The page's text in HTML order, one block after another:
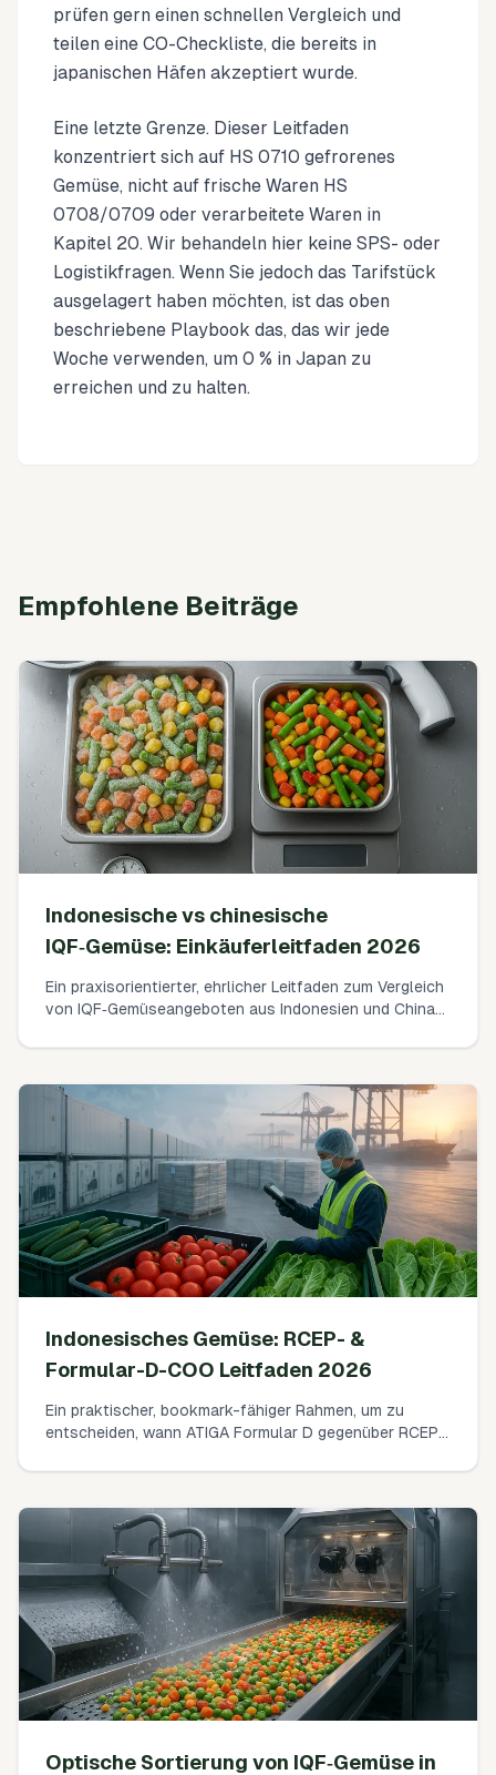
prüfen gern einen schnellen Vergleich und
teilen eine CO-Checkliste, die bereits in
japanischen Häfen akzeptiert wurde.
Eine letzte Grenze. Dieser Leitfaden
konzentriert sich auf HS 0710 gefrorenes
Gemüse, nicht auf frische Waren HS
0708/0709 oder verarbeitete Waren in
Kapitel 20. Wir behandeln hier keine SPS- oder
Logistikfragen. Wenn Sie jedoch das Tarifstück
ausgelagert haben möchten, ist das oben
beschriebene Playbook das, das wir jede
Woche verwenden, um 0 % in Japan zu
erreichen und zu halten.
Empfohlene Beiträge
Indonesische vs chinesische
IQF‑Gemüse: Einkäuferleitfaden 2026
Ein praxisorientierter, ehrlicher Leitfaden zum Vergleich
von IQF‑Gemüseangeboten aus Indonesien und China
Blanchiergrad und Mängeltoleranz. Enthält eine
Deglaze‑Feldtest und Musterformulierungen für den PO
zur Festlegung von Glasur‑Toleranzen.
Indonesisches Gemüse: RCEP- &
Formular-D-COO Leitfaden 2026
Ein praktischer, bookmark-fähiger Rahmen, um zu
entscheiden, wann ATIGA Formular D gegenüber RCEP
Frischgemüse im Jahr 2026 zu verwenden ist. Klare
Zeitplänen und Japans Dokumentationsoptionen.
Optische Sortierung von IQF‑Gemüse in